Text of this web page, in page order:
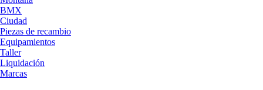
BMX
Ciudad
Piezas de recambio
Equipamientos
Taller
Liquidación
Marcas